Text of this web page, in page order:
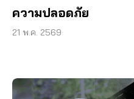
ความปลอดภัย
21 พ.ค. 2569